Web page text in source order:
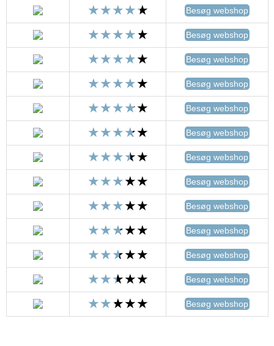
Besøg webshop
Besøg webshop
Besøg webshop
Besøg webshop
Besøg webshop
Besøg webshop
Besøg webshop
Besøg webshop
Besøg webshop
Besøg webshop
Besøg webshop
Besøg webshop
Besøg webshop